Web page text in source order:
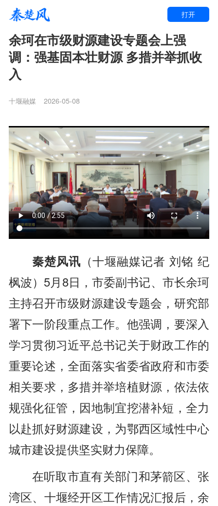
打开
余珂在市级财源建设专题会上强
调：强基固本壮财源 多措并举抓收
入
十堰融媒 2026-05-08
秦楚风讯 （十堰融媒记者 刘铭 纪
枫波） 5月8日，市委副书记、市长余珂
主持召开市级财源建设专题会，研究部
署下一阶段重点工作。他强调，要深入
学习贯彻习近平总书记关于财政工作的
重要论述，全面落实省委省政府和市委
相关要求， 多措并举培植财源，依法依
规强化征管，因地制宜挖潜补短，全力
以赴抓好财源建设，为鄂西区域性中心
城市建设提供坚实财力保障。
在听取市直有关部门和茅箭区、张
湾区、十堰经开区工作情况汇报后，余